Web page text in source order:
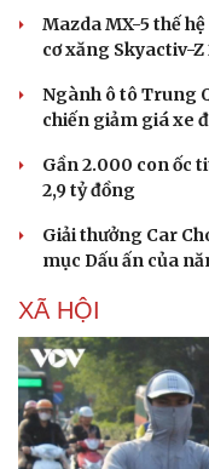
Mazda MX-5 thế
cơ xăng Skyactiv-Z
Ngành ô tô Trung
chiến giảm giá xe
Gần 2.000 con ốc
2,9 tỷ đồng
Giải thưởng Car
mục Dấu ấn của
XÃ HỘI